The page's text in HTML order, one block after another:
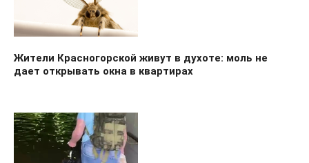
Жители Красногорской живут в духоте: моль не
дает открывать окна в квартирах